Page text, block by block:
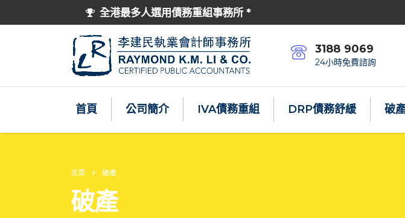
全港最多人選用債務重組事務所 *
3188 9069
24小時免費諮詢
首頁 公司簡介 IVA債務重組 DRP債務舒緩 破
主頁 破產
破產